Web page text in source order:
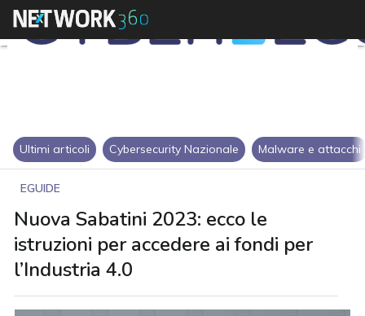
Ultimi articoli Cybersecurity Nazionale Malware e attacchi
EGUIDE
Nuova Sabatini 2023: ecco le
istruzioni per accedere ai fondi per
l’Industria 4.0